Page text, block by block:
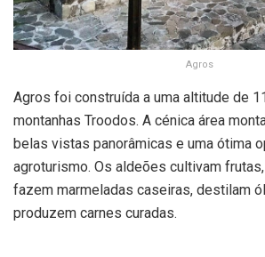
Agros
Agros foi construída a uma altitude de
montanhas Troodos. A cénica área
belas vistas panorâmicas e uma ótima
agroturismo. Os aldeões cultivam
fazem marmeladas caseiras, destilam
produzem carnes curadas.